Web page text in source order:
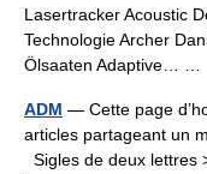
Lasertracker Acoustic
Technologie Archer
Ölsaaten Adaptive… …
ADM — Cette page
articles partageant un
Sigles de deux